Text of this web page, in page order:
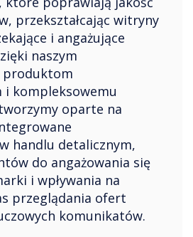
przekształcając witryny
i angażujące
naszym
produktom
i kompleksowemu
oparte na
handlu detalicznym,
do angażowania się
i wpływania na
przeglądania ofert
komunikatów.